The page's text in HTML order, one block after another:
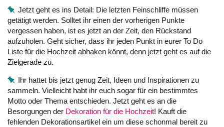
Jetzt geht es ins Detail: Die letzten Feinschliffe müssen
getätigt werden. Solltet ihr einen der vorherigen Punkte
vergessen haben, ist es jetzt an der Zeit, den Rückstand
aufzuholen. Geht sicher, dass ihr jeden Punkt in eurer To Do
Liste für die Hochzeit abhaken könnt, denn jetzt geht es auf die
Zielgerade zu.
Ihr hattet bis jetzt genug Zeit, Ideen und Inspirationen zu
sammeln. Vielleicht habt ihr euch sogar für ein bestimmtes
Motto oder Thema entschieden. Jetzt geht es an die
Besorgungen der Dekoration für die Hochzeit! Kauft die
fehlenden Dekorationsartikel ein um diese schonmal bereit zu